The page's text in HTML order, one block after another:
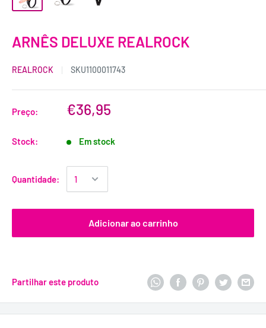
ARNÊS DELUXE REALROCK
REALROCK SKU1100011743
Preço: €36,95
Stock: Em stock
Quantidade:
Adicionar ao carrinho
Partilhar este produto